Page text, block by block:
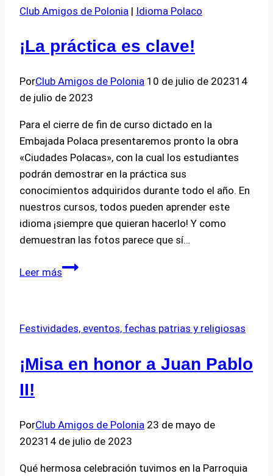
de
y
de
Polonia
la
Embajada!
🎉
🇵🇱
Club Amigos de Polonia | Idioma Polaco
¡La práctica es clave!
PorClub Amigos de Polonia 10 de julio de 202314
de julio de 2023
Para el cierre de fin de curso dictado en la
Embajada Polaca presentaremos pronto la obra
«Ciudades Polacas», con la cual los estudiantes
podrán demostrar en la práctica sus
conocimientos adquiridos durante todo el año. En
nuestros cursos, todos pueden aprender este
idioma ¡siempre que quieran hacerlo! Y como
demuestran las fotos parece que sí…
Leer más¡La
Festividades, eventos, fechas patrias y religiosas
¡Misa en honor a Juan Pablo
II!
PorClub Amigos de Polonia 23 de mayo de
202314 de julio de 2023
Qué hermosa celebración tuvimos en la Parroquia